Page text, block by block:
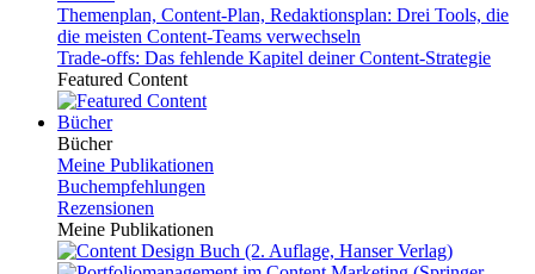
Themenplan, Content-Plan, Redaktionsplan: Drei Tools, die
die meisten Content-Teams verwechseln
Trade-offs: Das fehlende Kapitel deiner Content-Strategie
Featured Content
Bücher
Bücher
Meine Publikationen
Buchempfehlungen
Rezensionen
Meine Publikationen